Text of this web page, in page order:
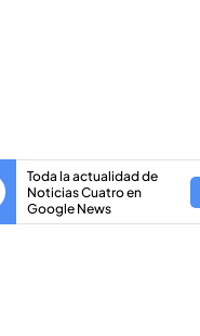
Toda la actualidad de
Noticias Cuatro en
Google News